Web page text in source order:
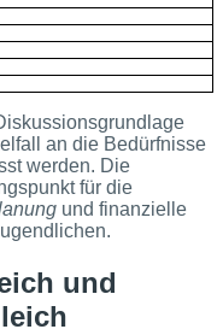
an die Bedürfnisse
werden. Die
für die
und finanzielle
und